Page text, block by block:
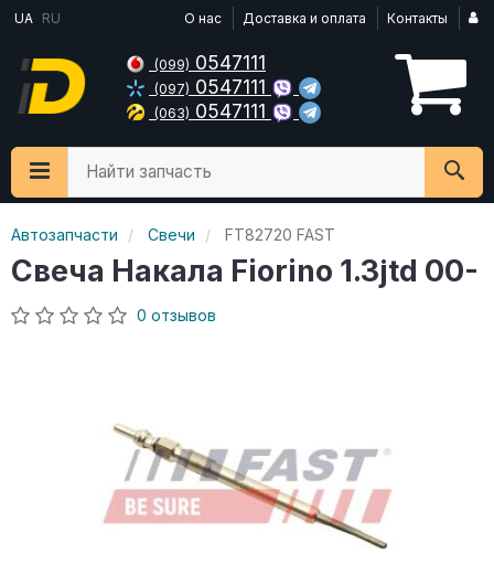
UA RU О нас Доставка и оплата Контакты
(099) 0547111
(097) 0547111
(063) 0547111
Найти запчасть
Автозапчасти Свечи FT82720 FAST
Свеча Накала Fiorino 1.3jtd 00-
0 отзывов